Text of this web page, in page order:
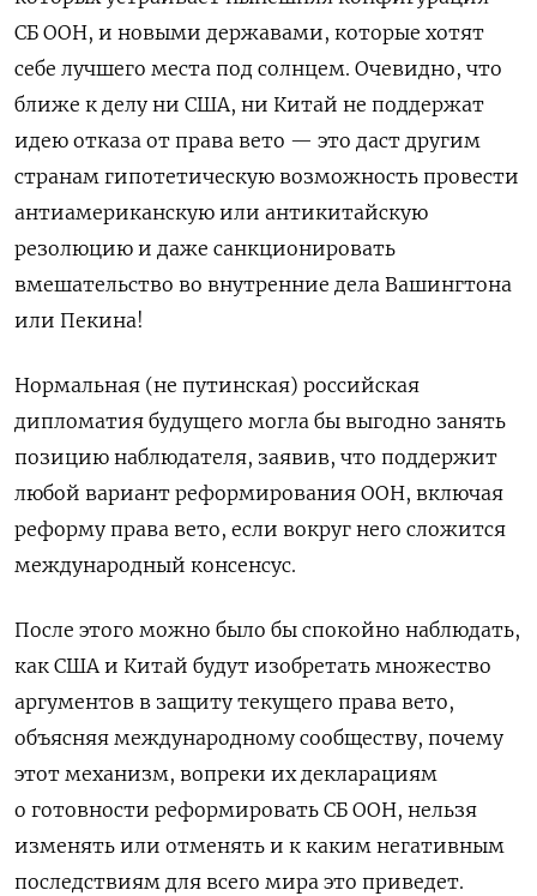
СБ ООН, и новыми державами, которые хотят
себе лучшего места под солнцем. Очевидно, что
ближе к делу ни США, ни Китай не поддержат
идею отказа от права вето — это даст другим
странам гипотетическую возможность провести
антиамериканскую или антикитайскую
резолюцию и даже санкционировать
вмешательство во внутренние дела Вашингтона
или Пекина!
Нормальная (не путинская) российская
дипломатия будущего могла бы выгодно занять
позицию наблюдателя, заявив, что поддержит
любой вариант реформирования ООН, включая
реформу права вето, если вокруг него сложится
международный консенсус.
После этого можно было бы спокойно наблюдать,
как США и Китай будут изобретать множество
аргументов в защиту текущего права вето,
объясняя международному сообществу, почему
этот механизм, вопреки их декларациям
о готовности реформировать СБ ООН, нельзя
изменять или отменять и к каким негативным
последствиям для всего мира это приведет.